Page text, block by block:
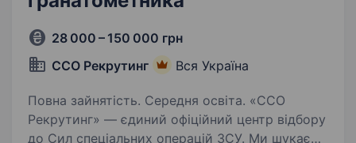
28 000 – 150 000 грн
ССО Рекрутинг
Вся Україна
Повна зайнятість. Середня освіта. «ССО
Рекрутинг» — єдиний офіційний центр відбору
до Сил спеціальних операцій ЗСУ. Ми шукаємо